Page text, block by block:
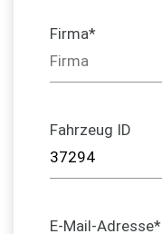
Firma*
Fahrzeug ID
E-Mail-Adresse*